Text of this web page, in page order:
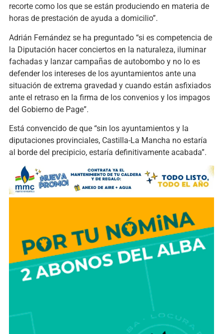
recorte como los que se están produciendo en materia de
horas de prestación de ayuda a domicilio”.
Adrián Fernández se ha preguntado “si es competencia de
la Diputación hacer conciertos en la naturaleza, iluminar
fachadas y lanzar campañas de autobombo y no lo es
defender los intereses de los ayuntamientos ante una
situación de extrema gravedad y cuando están asfixiados
ante el retraso en la firma de los convenios y los impagos
del Gobierno de Page”.
Está convencido de que “sin los ayuntamientos y la
diputaciones provinciales, Castilla-La Mancha no estaría
al borde del precipicio, estaría definitivamente acabada”.